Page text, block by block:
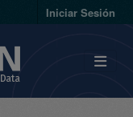
Iniciar Sesión